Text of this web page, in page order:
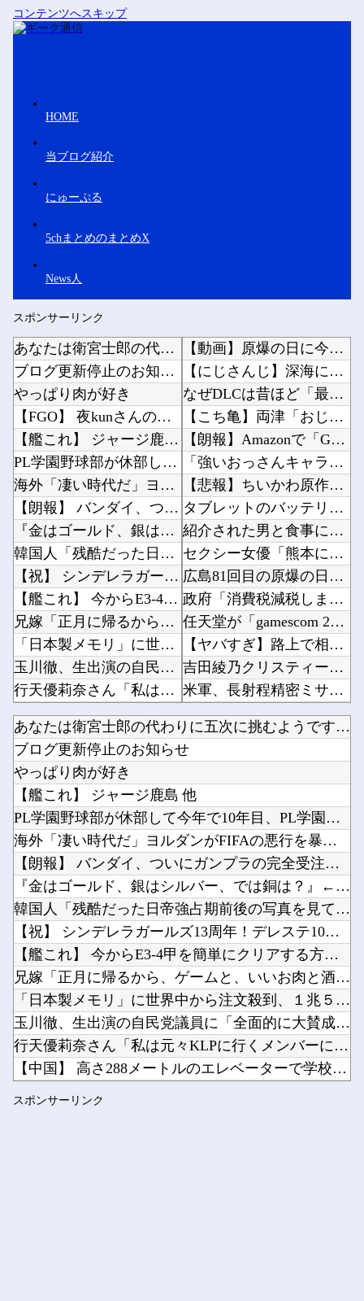
コンテンツへスキップ
HOME
当ブログ紹介
にゅーぷる
5chまとめのまとめX
News人
スポンサーリンク
あなたは衛宮士郎の代わりに五次に挑むようです 第411話
ブログ更新停止のお知らせ
やっぱり肉が好き
【FGO】 夜kunさんのモルガンイラスト！！ 蝶の羽好きです！
【艦これ】 ジャージ鹿島 他
PL学園野球部が休部して今年で10年目、PL学園の全生徒数は35人
海外「凄い時代だ」ヨルダンがFIFAの悪行を暴露して海外大騒ぎ！（海外の反応）
【朗報】 バンダイ、ついにガンプラの完全受注生産へ。確実に手に入るなら一年でも待てる？
『金はゴールド、銀はシルバー、では銅は？』←これ日本人は90割が間違うらしいｗｗｗｗｗ
韓国人「残酷だった日帝強占期前後の写真を見てみよう」
【祝】 シンデレラガールズ13周年！デレステ10周年おめでとう！ガチャ更新SSR八神マキノ...
【艦これ】 今からE3-4甲を簡単にクリアする方法を教授する
兄嫁「正月に帰るから、ゲームと、いいお肉と酒と、お風呂グッズの準備しとけよ」寝起きの私「知...
「日本製メモリ」に世界中から注文殺到、１兆５０００億円で工場増築へ
玉川徹、生出演の自民党議員に「全面的に大賛成、おっしゃる通り」 消費減税への主張めぐり
行天優莉奈さん「私は元々KLPに行くメンバーには入っていなかった。事務所がAKBに掛け合っ...
【中国】 高さ288メートルのエレベーターで学校に通う雲南省の山地の子供たち 通学時間 3...
【ニューヨーク】夫の股間を触る女にブチギレる妻
【ホロライブ】 泉パッパが水着ミオしゃイラストあげとる
Powered by livedoor 相互RSS
【動画】原爆の日に今年も極左活動家が座り込み→県警に強制排除される動画が話題に他
【にじさんじ】深海に突入した笹木「リゼ絶対無理だわ」他
なぜDLCは昔ほど「最初から入れとけ」と言われなくなったのか他
【こち亀】両津「おじいちゃんにこち亀初版本読ませてもらってねー。内容は全く変わらないから」...
【朗報】Amazonで「GANTZ」が全巻100円他
「強いおっさんキャラ」←よくいる 「強いおばさんキャラ」← 全然いない他
【悲報】ちいかわ原作セイレーン編リアルタイム勢「つまんねえ」「ゴミ」「早く終われ」「ナガノ...
タブレットのバッテリーが膨らんで画面が剥がれてきたんやが他
紹介された男と食事に行くも何を食べても「まずい」「臭い」と文句連発！不快すぎて断った後、友...
セクシー女優「熊本に300万円寄付します」 アンチ「汚い金ありがとう♥」他
広島81回目の原爆の日を迎える←「世界は全く平和にならない」（海外の反応）他
政府「消費税減税しまーす！」企業「うおおおお！便乗値上げタイムきたっ！減税分値上げするぞ～...
任天堂が「gamescom 2026」のラインナップを発表！他
【ヤバすぎ】路上で相手の持ち物に○○を付けて荒稼ぎした凶悪犯、捕まる他
吉田綾乃クリスティーさん、号泣…【乃木坂46】他
米軍、長射程精密ミサイルほぼ使い切る…「危険な水準まで減少」と軍高官が警告！他
【画像】BLEACH最新話の井上織姫さん、さすがに胸がデカすぎる他
【ウマ娘】シービーとシャニマスの浅倉透って相性良さそう他
【これは重い】清水良太郎さんの訃報後、落語家が過去の“いじめ・暴行被害”を告発他
岸田文雄元首相､円安を阻止するために日米の通貨当局が実施した為替介入は｢一時しのぎに過ぎな...
NHK職員が番組出演タレントから性被害ｗｗｗｗｗｗｗｗｗｗ他
釘宮理恵の声聞くだけでムクムクするんだが？他
【ラブライブ！】小原鞠莉にファブリーズぶっかけられたい【Aqours】他
【GジェネE】ケンタウロス形態も耐久なんですか？？？他
Powered by livedoor 相互RSS
あなたは衛宮士郎の代わりに五次に挑むようです 第411話
ブログ更新停止のお知らせ
やっぱり肉が好き
【艦これ】 ジャージ鹿島 他
PL学園野球部が休部して今年で10年目、PL学園の全生徒数は...
海外「凄い時代だ」ヨルダンがFIFAの悪行を暴露して海外大騒...
【朗報】 バンダイ、ついにガンプラの完全受注生産へ。確実に手...
『金はゴールド、銀はシルバー、では銅は？』←これ日本人は90...
韓国人「残酷だった日帝強占期前後の写真を見てみよう」
【祝】 シンデレラガールズ13周年！デレステ10周年おめでと...
【艦これ】 今からE3-4甲を簡単にクリアする方法を教授する
兄嫁「正月に帰るから、ゲームと、いいお肉と酒と、お風呂グッズ...
「日本製メモリ」に世界中から注文殺到、１兆５０００億円で工場...
玉川徹、生出演の自民党議員に「全面的に大賛成、おっしゃる通り...
行天優莉奈さん「私は元々KLPに行くメンバーには入っていなか...
【中国】 高さ288メートルのエレベーターで学校に通う雲南省...
【ニューヨーク】夫の股間を触る女にブチギレる妻
スポンサーリンク